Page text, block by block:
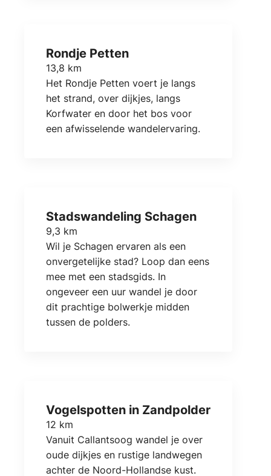
Rondje Petten
13,8 km
Het Rondje Petten voert je langs
het strand, over dijkjes, langs
Korfwater en door het bos voor
een afwisselende wandelervaring.
Stadswandeling Schagen
9,3 km
Wil je Schagen ervaren als een
onvergetelijke stad? Loop dan eens
mee met een stadsgids. In
ongeveer een uur wandel je door
dit prachtige bolwerkje midden
tussen de polders.
Vogelspotten in Zandpolder
12 km
Vanuit Callantsoog wandel je over
oude dijkjes en rustige landwegen
achter de Noord-Hollandse kust.